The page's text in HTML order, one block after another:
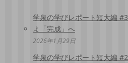
学泉の学びレポート短大編
よ「完成」へ
2026年1月29日
学泉の学びレポート短大編